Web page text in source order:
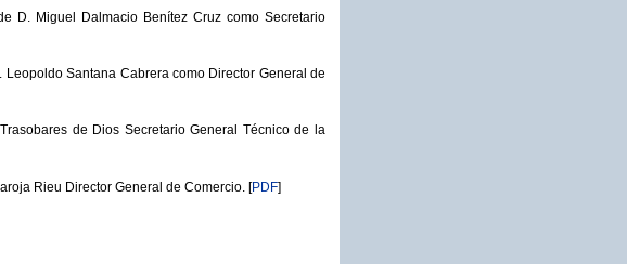
D. Miguel Dalmacio Benítez Cruz como Secretario
Santana Cabrera como Director General de
de Dios Secretario General Técnico de la
Rieu Director General de Comercio. [PDF]